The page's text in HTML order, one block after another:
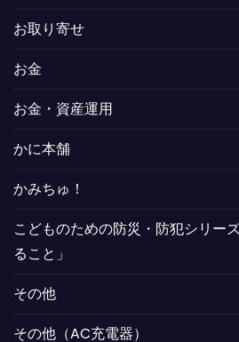
お取り寄せ
お金
お金・資産運用
かに本舗
かみちゅ！
こどものための防災・防犯シリー
ること」
その他
その他（AC充電器）